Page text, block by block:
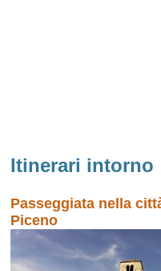
Itinerari intorno
Passeggiata nella
Piceno